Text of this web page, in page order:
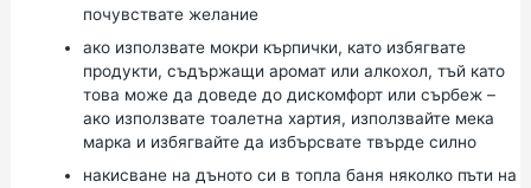
почувствате желание
ако използвате мокри кърпички, като избягвате
продукти, съдържащи аромат или алкохол, тъй като
това може да доведе до дискомфорт или сърбеж –
ако използвате тоалетна хартия, използвайте мека
марка и избягвайте да избърсвате твърде силно
накисване на дъното си в топла баня няколко пъти на